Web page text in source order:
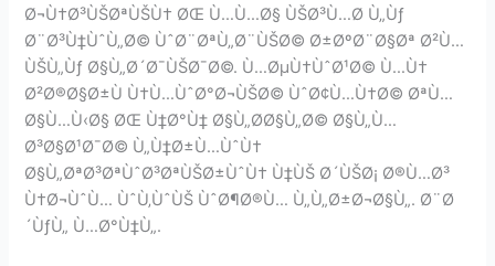
Ø¬Ù†Ø³ÙŠØªÙŠÙ† ØŒ Ù…Ù…Ø§ ÙŠØ³Ù…Ø­ Ù„Ùƒ
Ø¨Ø³Ù‡ÙˆÙ„Ø© ÙˆØ¨ØªÙ„Ø¨ÙŠØ© Ø±ØºØ¨Ø§Øª Ø²Ù…
ÙŠÙ„Ùƒ Ø§Ù„Ø´Ø¯ÙŠØ¯Ø©. Ù…ØµÙ†ÙˆØ¹Ø© Ù…Ù†
Ø²Ø®Ø§Ø±Ù Ù†Ù…ÙˆØ°Ø¬ÙŠØ© ÙˆØ¢Ù…Ù†Ø© ØªÙ…
Ø§Ù…Ù‹Ø§ ØŒ Ù‡Ø°Ù‡ Ø§Ù„Ø­Ø§Ù„Ø© Ø§Ù„Ù…
Ø³Ø§Ø¹Ø¯Ø© Ù„Ù‡Ø±Ù…ÙˆÙ†
Ø§Ù„ØªØ³ØªÙˆØ³ØªÙŠØ±ÙˆÙ† Ù‡ÙŠ Ø´ÙŠØ¡ Ø®Ù…Ø³
Ù†Ø¬ÙˆÙ… ÙˆÙ‚ÙˆÙŠ ÙˆØ¶Ø®Ù… Ù„Ù„Ø±Ø¬Ø§Ù„. Ø¨Ø
´ÙƒÙ„ Ù…Ø°Ù‡Ù„.